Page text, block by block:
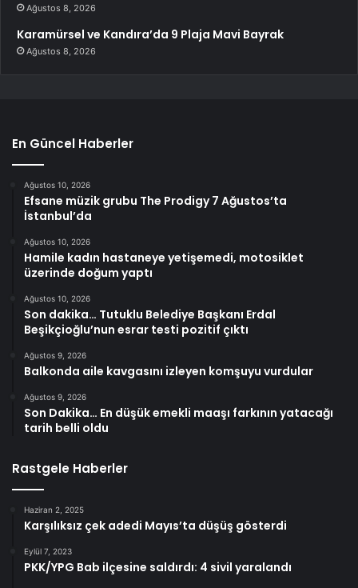
Ağustos 8, 2026
Karamürsel ve Kandıra’da 9 Plaja Mavi Bayrak
Ağustos 8, 2026
En Güncel Haberler
Ağustos 10, 2026
Efsane müzik grubu The Prodigy 7 Ağustos’ta
İstanbul’da
Ağustos 10, 2026
Hamile kadın hastaneye yetişemedi, motosiklet
üzerinde doğum yaptı
Ağustos 10, 2026
Son dakika… Tutuklu Belediye Başkanı Erdal
Beşikçioğlu’nun esrar testi pozitif çıktı
Ağustos 9, 2026
Balkonda aile kavgasını izleyen komşuyu vurdular
Ağustos 9, 2026
Son Dakika… En düşük emekli maaşı farkının yatacağı
tarih belli oldu
Rastgele Haberler
Haziran 2, 2025
Karşılıksız çek adedi Mayıs’ta düşüş gösterdi
Eylül 7, 2023
PKK/YPG Bab ilçesine saldırdı: 4 sivil yaralandı